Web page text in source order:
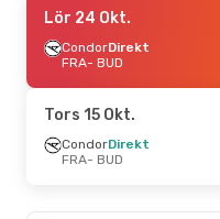
Tis 18 Aug.- Tis 25 Aug.
LufthansaDirekt
FRA- BUD
BUD- FRA
Lör 24 Okt.
CondorDirekt
FRA- BUD
Tors 15 Okt.
CondorDirekt
FRA- BUD